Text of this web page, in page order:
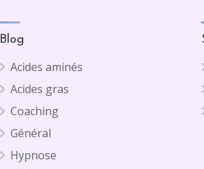
Blog
Acides aminés
Acides gras
Coaching
Général
Hypnose